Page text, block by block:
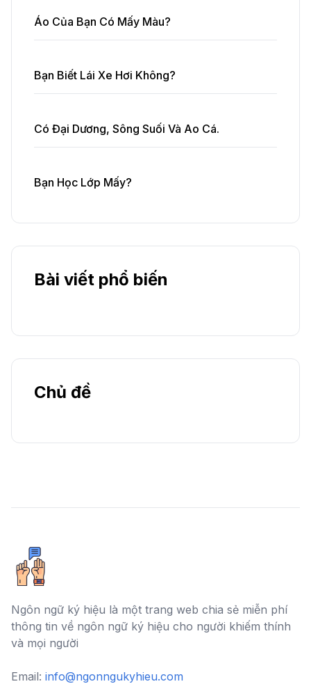
Áo Của Bạn Có Mấy Màu?
Bạn Biết Lái Xe Hơi Không?
Có Đại Dương, Sông Suối Và Ao Cá.
Bạn Học Lớp Mấy?
Bài viết phổ biến
Chủ đề
Ngôn ngữ ký hiệu là một trang web chia sẻ miễn phí
thông tin về ngôn ngữ ký hiệu cho người khiếm thính
và mọi người
Email: info@ngonngukyhieu.com